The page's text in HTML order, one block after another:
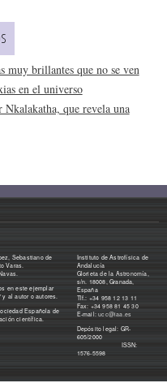
muy brillantes que no se ven
en el universo
Nkalakatha, que revela una
Sebastiano de
Varas.
en este ejemplar
y al autor o autores.
Española de
científica.
Instituto de Astrofísica de
Andalucía
Glorieta de la Astronomía,
s/n. 18008, Granada,
España
Tlf.: +34 958 12 13 11
Fax: +34 958 81 45 30
E-mail:ucc@iaa.es
Depósito legal: GR-
605/2000
ISSN:
1576-5598